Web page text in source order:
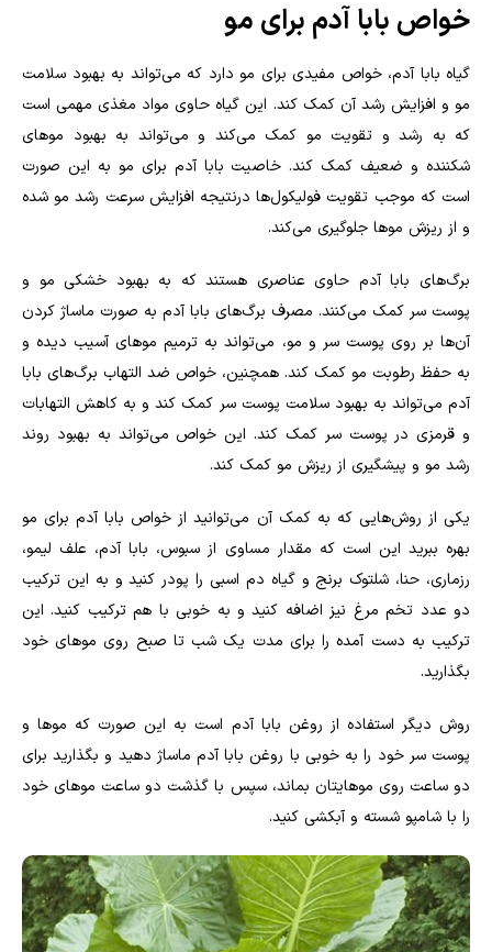
خواص بابا آدم برای مو
گیاه بابا آدم، خواص مفیدی برای مو دارد که می‌تواند به بهبود سلامت
مو و افزایش رشد آن کمک کند. این گیاه حاوی مواد مغذی مهمی است
که به رشد و تقویت مو کمک می‌کند و می‌تواند به بهبود موهای
شکننده و ضعیف کمک کند. خاصیت بابا آدم برای مو به این صورت
است که موجب تقویت فولیکول‌ها درنتیجه افزایش سرعت رشد مو شده
و از ریزش مو‌ها جلوگیری می‌کند.
برگ‌های بابا آدم حاوی عناصری هستند که به بهبود خشکی مو و
پوست سر کمک می‌کنند. مصرف برگ‌های بابا آدم به صورت ماساژ کردن
آن‌ها بر روی پوست سر و مو، می‌تواند به ترمیم موهای آسیب دیده و
به حفظ رطوبت مو کمک کند. همچنین، خواص ضد التهاب برگ‌های بابا
آدم می‌تواند به بهبود سلامت پوست سر کمک کند و به کاهش التهابات
و قرمزی در پوست سر کمک کند. این خواص می‌تواند به بهبود روند
رشد مو و پیشگیری از ریزش مو کمک کند.
یکی از روش‌هایی که به کمک آن می‌توانید از خواص بابا آدم برای مو
بهره ببرید این است که مقدار مساوی از سبوس، بابا آدم، علف لیمو،
رزماری، حنا، شلتوک برنج و گیاه دم اسبی را پودر کنید و به این ترکیب
دو عدد تخم مرغ نیز اضافه کنید و به خوبی با هم ترکیب کنید. این
ترکیب به دست آمده را برای مدت یک شب تا صبح روی مو‌های خود
بگذارید.
روش دیگر استفاده از روغن بابا آدم است به این صورت که مو‌ها و
پوست سر خود را به خوبی با روغن بابا آدم ماساژ دهید و بگذارید برای
دو ساعت روی مو‌هایتان بماند، سپس با گذشت دو ساعت مو‌های خود
را با شامپو شسته و آبکشی کنید.